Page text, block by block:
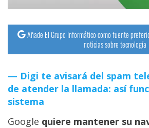
Trucos
y
Tutoriales
Sistemas
operativos
Añade El Grupo Informático como fuente
noticias sobre tecnología
Digi te avisará del spam
de atender la llamada: así
sistema
Google quiere mantener su